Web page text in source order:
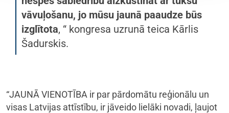
vāvuļošanu, jo mūsu jaunā paaudze būs
izglītota, “ kongresa uzrunā teica Kārlis
Šadurskis.
“JAUNĀ VIENOTĪBA ir par pārdomātu reģionālu un
visas Latvijas attīstību, ir jāveido lielāki novadi, ļaujot